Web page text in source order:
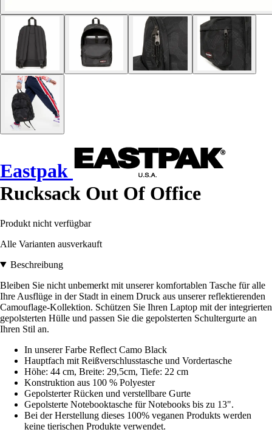
Eastpak
Rucksack Out Of Office
Produkt nicht verfügbar
Alle Varianten ausverkauft
Beschreibung
Bleiben Sie nicht unbemerkt mit unserer komfortablen Tasche für alle
Ihre Ausflüge in der Stadt in einem Druck aus unserer reflektierenden
Camouflage-Kollektion. Schützen Sie Ihren Laptop mit der integrierten
gepolsterten Hülle und passen Sie die gepolsterten Schultergurte an
Ihren Stil an.
In unserer Farbe Reflect Camo Black
Hauptfach mit Reißverschlusstasche und Vordertasche
Höhe: 44 cm, Breite: 29,5cm, Tiefe: 22 cm
Konstruktion aus 100 % Polyester
Gepolsterter Rücken und verstellbare Gurte
Gepolsterte Notebooktasche für Notebooks bis zu 13".
Bei der Herstellung dieses 100% veganen Produkts werden
keine tierischen Produkte verwendet.